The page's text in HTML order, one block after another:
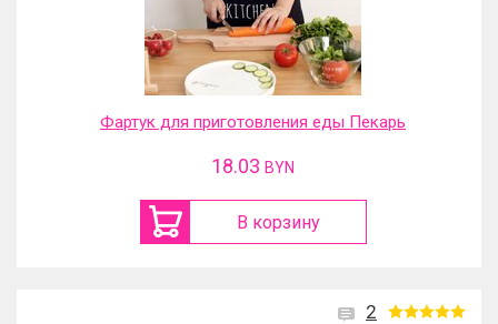
Фартук для приготовления еды Пекарь
18.03 BYN
В корзину
2